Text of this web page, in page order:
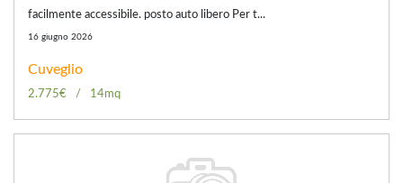
facilmente accessibile. posto auto libero Per t...
16 giugno 2026
Cuveglio
2.775€ 14mq